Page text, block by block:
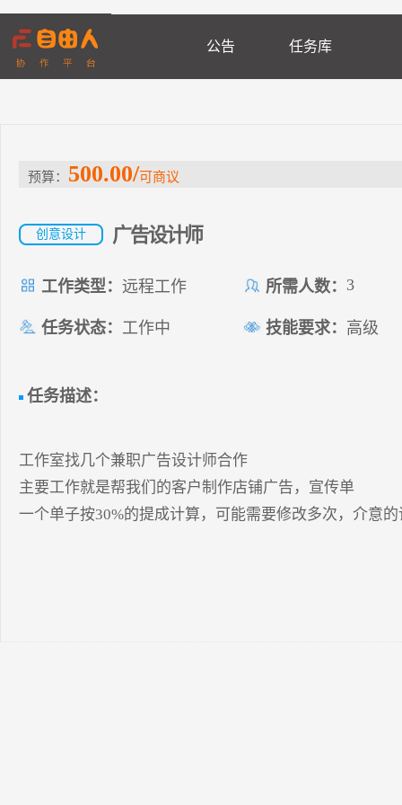
公告 任务库
预算： 500.00/可商议
创意设计 广告设计师
工作类型：远程工作 所需人数： 3
任务状态： 工作中 技能要求： 高级
任务描述：
工作室找几个兼职广告设计师合作
主要工作就是帮我们的客户制作店铺广告，宣传单
一个单子按30%的提成计算，可能需要修改多次，介意